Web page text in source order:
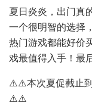
夏日炎炎，出门真
一个很明智的选择
热门游戏都能好价
戏最值得入手！最
⚠️⚠️本次夏促截止
⚠️⚠️